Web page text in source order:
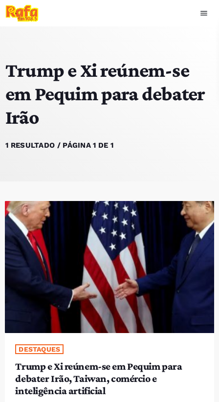
menu
play_arrow
HOME
NOTÍCIAS
PODCASTS
PROGRAMAS
VIDEOS
EVENTOS
CONTACTOS
PORTUGUÊS keyboard_arrow_down
TÉTUM
PORTUGUÊS
PRÓXIMOS PROGRAMAS
Trump e Xi reúnem-se
em Pequim para debater
Irão
1 RESULTADO / PÁGINA 1 DE 1
DESTAQUES
Trump e Xi reúnem-se em Pequim para
debater Irão, Taiwan, comércio e
inteligência artificial